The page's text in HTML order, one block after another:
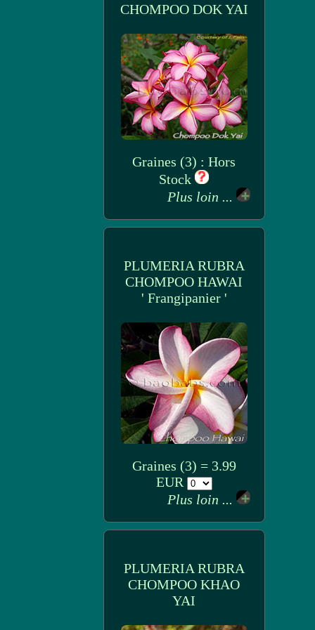
CHOMPOO DOK YAI
Graines (3) : Hors
Stock
Plus loin ...
PLUMERIA RUBRA
CHOMPOO HAWAI
' Frangipanier '
Graines (3) = 3.99
EUR
Plus loin ...
PLUMERIA RUBRA
CHOMPOO KHAO
YAI